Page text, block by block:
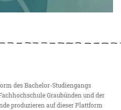
des Bachelor-Studiengangs
Graubünden und der
produzieren auf dieser Plattform